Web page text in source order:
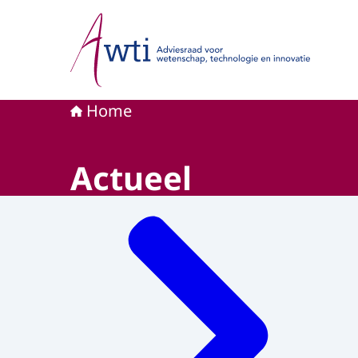
Naar de homepage van Adviesraad voor
Home
Actueel